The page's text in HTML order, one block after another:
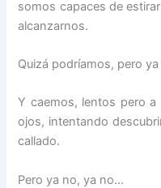
somos capaces de
alcanzarnos.
Quizá podríamos, pero
Y caemos, lentos pero
ojos, intentando
callado.
Pero ya no, ya no…